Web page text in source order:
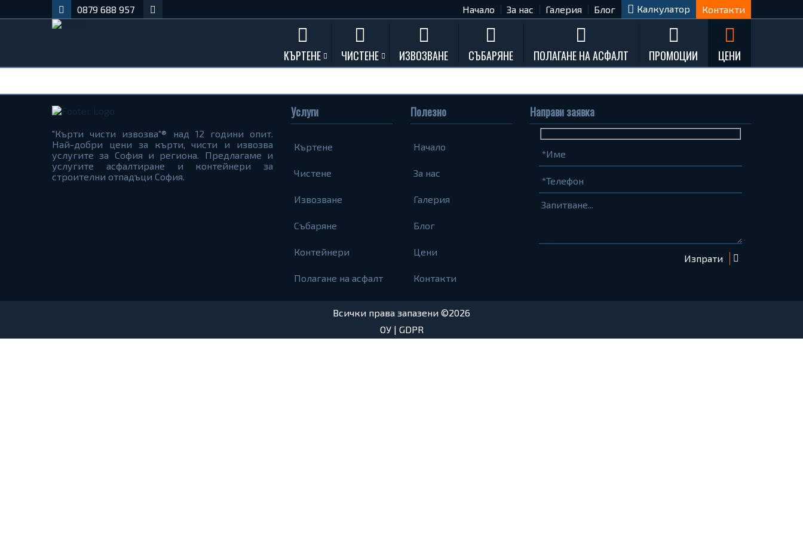
0879 688 957 Начало За нас Галерия Блог Калкулатор Контакти
КЪРТЕНЕ
Къртене на стени
Къртене на баня
Къртене на кухня
Къртене комин
Къртене на асфалт
Къртене на дюшеме
ЧИСТЕНЕ ИЗВОЗВАНЕ СЪБАРЯНЕ ПОЛАГАНЕ НА АСФАЛТ ПРОМОЦИИ ЦЕНИ
"Кърти чисти извозва"® над 12 години опит.
Най-добри цени за кърти, чисти и извозва
услугите за София и региона. Предлагаме и
услугите асфалтиране и контейнери за
строителни отпадъци София.
Услуги
Къртене
Чистене
Извозване
Събаряне
Контейнери
Полагане на асфалт
Полезно
Начало
За нас
Галерия
Блог
Цени
Контакти
Направи заявка
Име
(задължително)
Телефон
(задължително)
Запитване...
Всички права запазени ©2026
ОУ| GDPR